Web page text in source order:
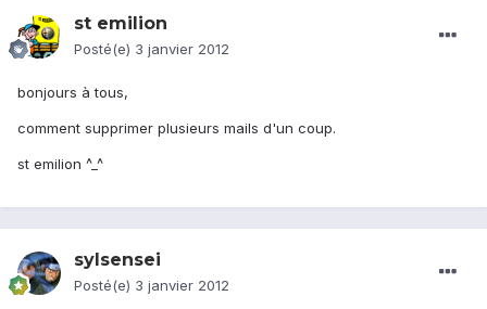
st emilion
Posté(e) 3 janvier 2012
bonjours à tous,
comment supprimer plusieurs mails d'un coup.
st emilion ^_^
sylsensei
Posté(e) 3 janvier 2012